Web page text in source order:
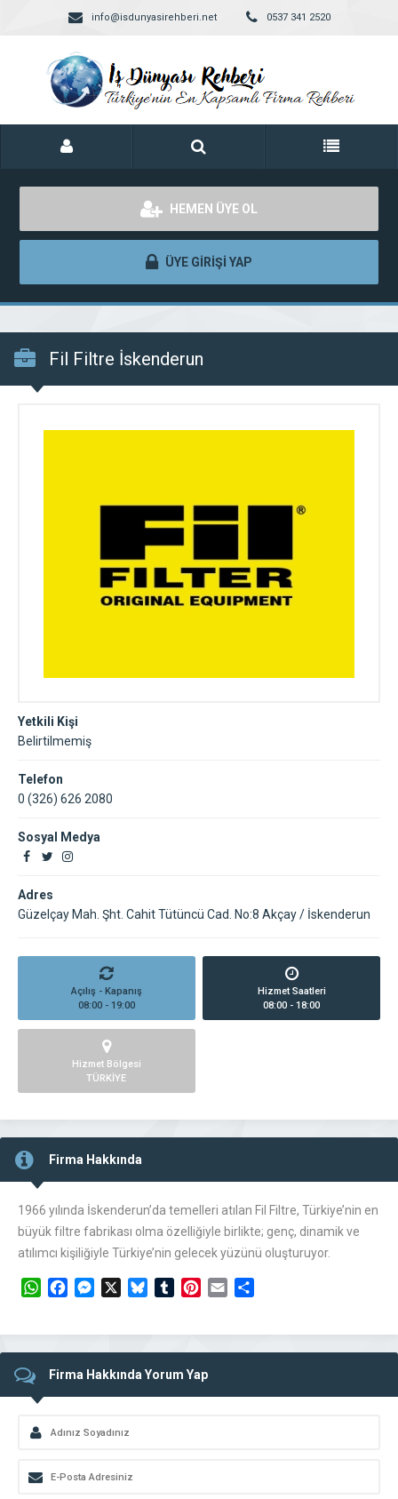
info@isdunyasirehberi.net 0537 341 2520
HEMEN ÜYE OL
ÜYE GİRİŞİ YAP
Fil Filtre İskenderun
Yetkili Kişi
Belirtilmemiş
Telefon
0 (326) 626 2080
Sosyal Medya
Adres
Güzelçay Mah. Şht. Cahit Tütüncü Cad. No:8 Akçay / İskenderun
Açılış - Kapanış
08:00 - 19:00
Hizmet Saatleri
08:00 - 18:00
Hizmet Bölgesi
TÜRKİYE
Firma Hakkında
1966 yılında İskenderun’da temelleri atılan Fil Filtre, Türkiye’nin en
büyük filtre fabrikası olma özelliğiyle birlikte; genç, dinamik ve
atılımcı kişiliğiyle Türkiye’nin gelecek yüzünü oluşturuyor.
WhatsAppFacebookMessengerBlueskyTumblrPinterest
Email
Firma Hakkında Yorum Yap